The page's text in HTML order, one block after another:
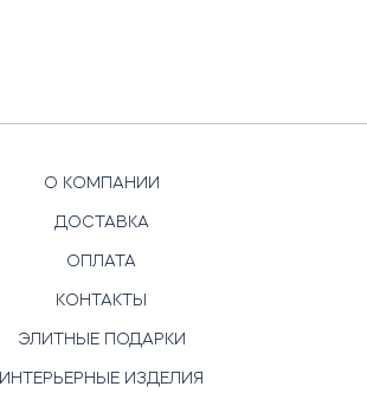
О КОМПАНИИ
ДОСТАВКА
ОПЛАТА
КОНТАКТЫ
ЭЛИТНЫЕ ПОДАРКИ
ИНТЕРЬЕРНЫЕ ИЗДЕЛИЯ